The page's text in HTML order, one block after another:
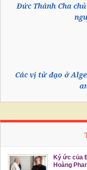
Đức Thánh Cha
Các vị tử đạo ở
Ký ức của
Hoàng